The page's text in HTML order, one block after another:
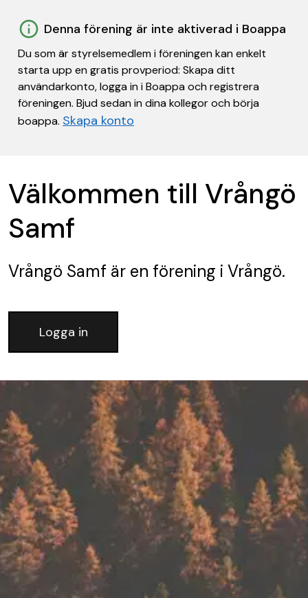
Denna förening är inte aktiverad i Boappa
Du som är styrelsemedlem i föreningen kan enkelt
starta upp en gratis provperiod: Skapa ditt
användarkonto, logga in i Boappa och registrera
föreningen. Bjud sedan in dina kollegor och börja
boappa. Skapa konto
Välkommen till Vrångö
Samf
Vrångö Samf är en förening i Vrångö.
Logga in